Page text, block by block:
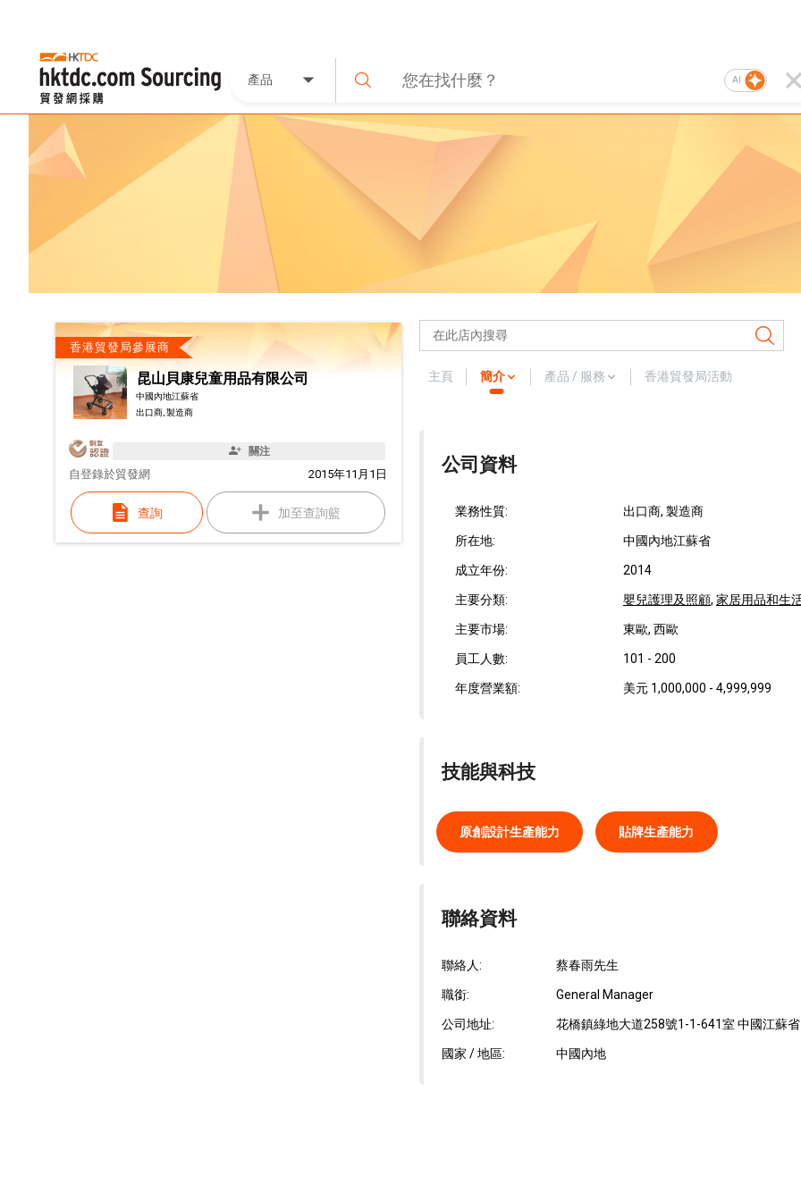
產品 AI
香港貿發局參展商
昆山貝康兒童用品有限公司
中國內地江蘇省
出口商, 製造商
關注
自 2015年11月1日
登錄於貿發網
查詢 加至查詢籃
主頁 簡介 產品 / 服務 香港貿發局活動
公司資料
業務性質: 出口商, 製造商
所在地: 中國內地江蘇省
成立年份: 2014
主要分類: 嬰兒護理及照顧, 家居用品和生
主要市場: 東歐, 西歐
員工人數: 101 - 200
年度營業額: 美元 1,000,000 - 4,999,999
技能與科技
原創設計生產能力 貼牌生產能力
聯絡資料
聯絡人: 蔡春雨先生
職銜: General Manager
公司地址: 花橋鎮綠地大道258號1-1-641室 中國江蘇
國家 / 地區: 中國內地